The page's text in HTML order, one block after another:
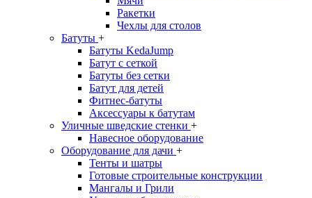
Ракетки
Чехлы для столов
Батуты +
Батуты KedaJump
Батут с сеткой
Батуты без сетки
Батут для детей
Фитнес-батуты
Аксессуары к батутам
Уличные шведские стенки +
Навесное оборудование
Оборудование для дачи +
Тенты и шатры
Готовые строительные конструкции
Мангалы и Грили